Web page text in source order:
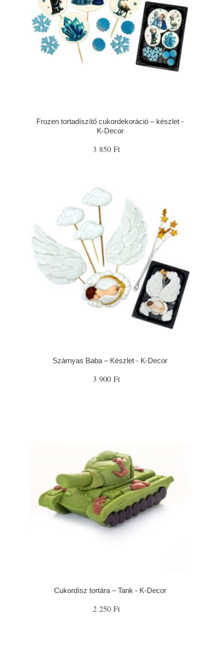
Frozen tortadíszítő cukordekoráció – készlet -
K-Decor
3 850 Ft
Szárnyas Baba – Készlet - K-Decor
3 900 Ft
Cukordísz tortára – Tank - K-Decor
2 250 Ft